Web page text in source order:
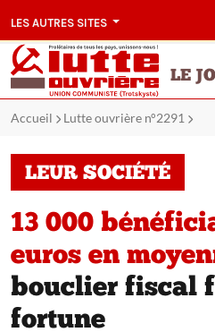
LES AUTRES SITES
LE
Accueil Lutte ouvrière n°2291
LEUR SOCIÉTÉ
13 000
euros en
bouclier fiscal
fortune